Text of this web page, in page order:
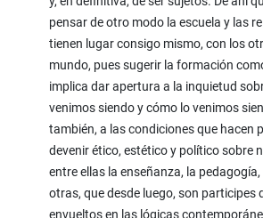
pensar de otro modo la escuela y las
tienen lugar consigo mismo, con los
mundo, pues sugerir la formación
implica dar apertura a la inquietud
venimos siendo y cómo lo venimos
también, a las condiciones que hacen
devenir ético, estético y político sobre
entre ellas la enseñanza, la
otras, que desde luego, son participes
envueltos en las lógicas